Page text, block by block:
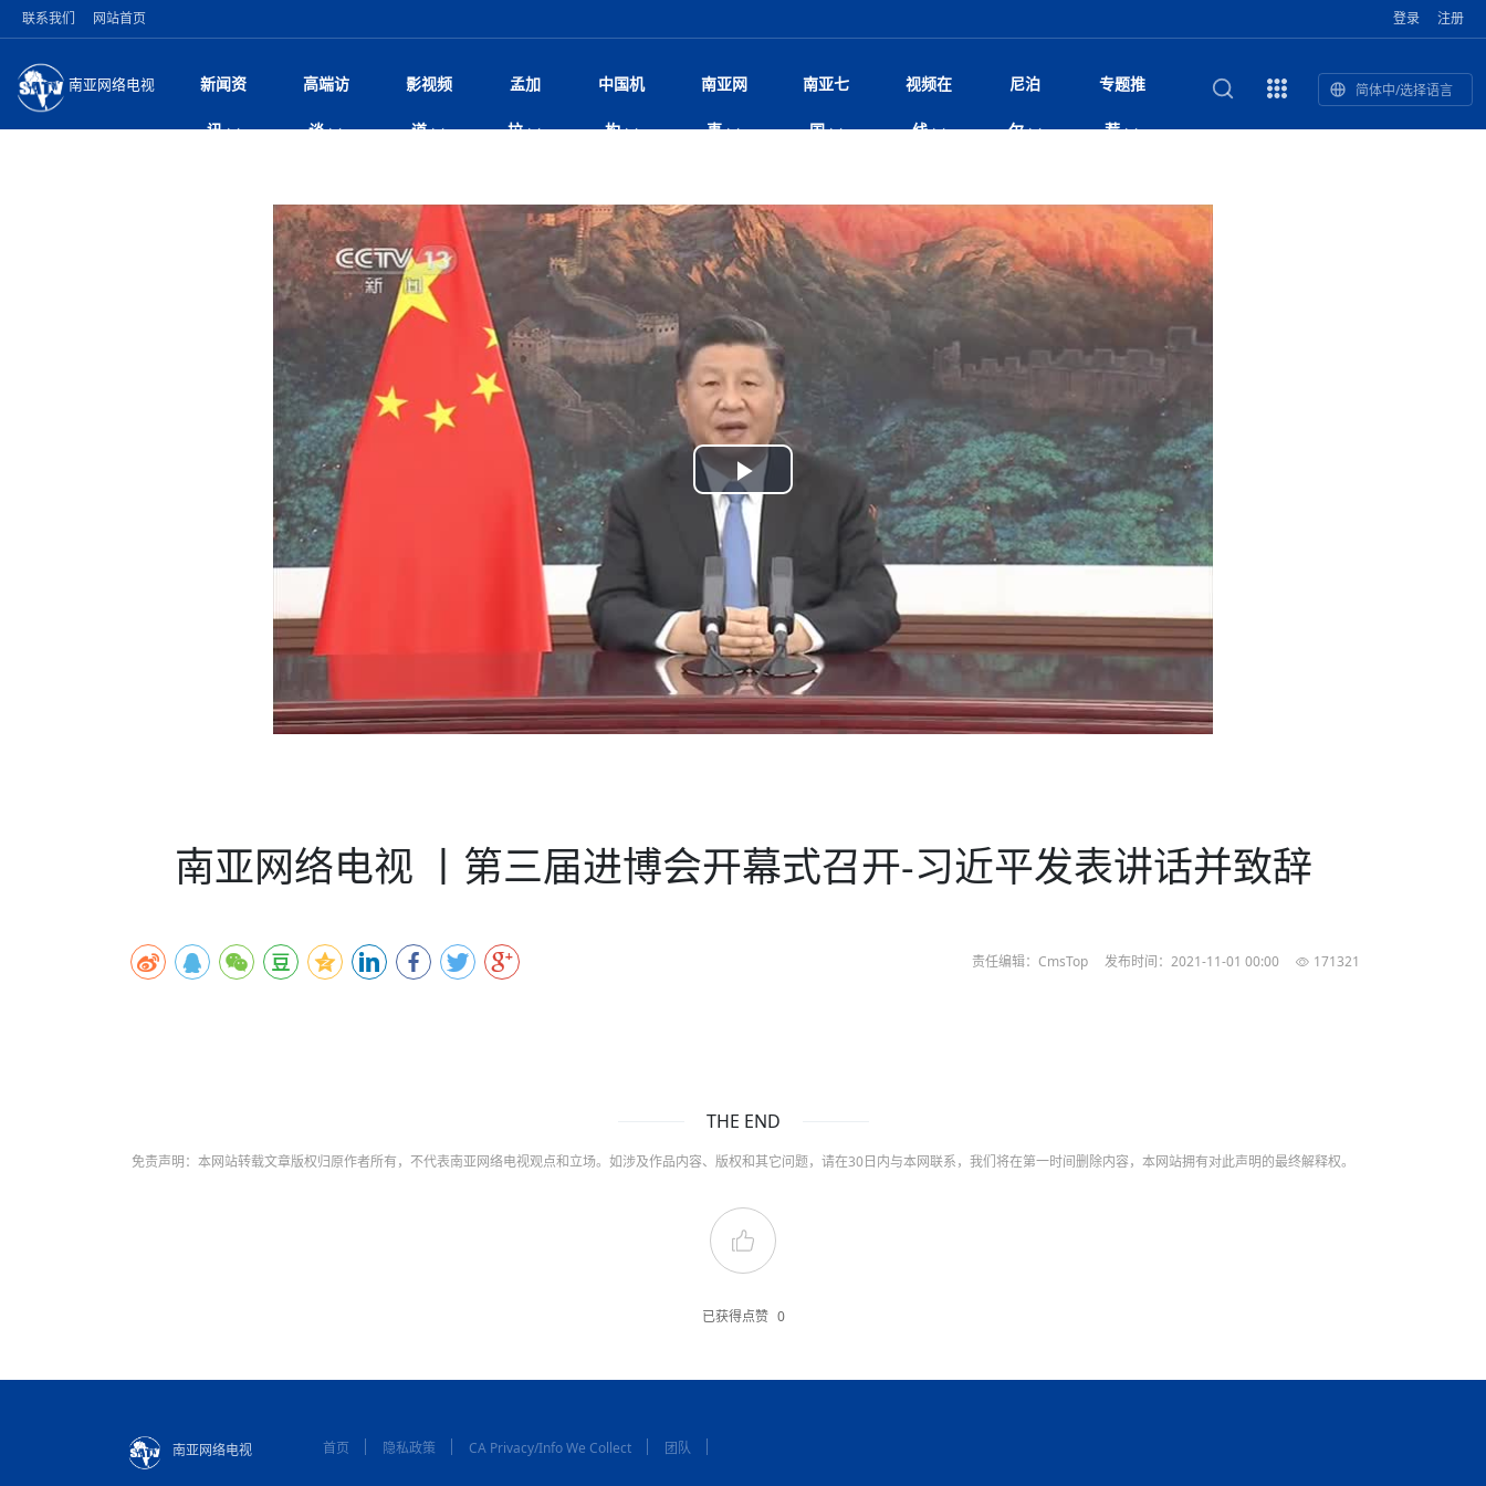
联系我们 网站首页 登录 注册
南亚网络电视 新闻资
讯 今日头条
深耕中尼友谊 西藏阿里代表团访尼圆满收官 友城
10千米
尼泊尔国民议会审议航空乘客权利法案 空难赔偿
拟提高至10万美元
苹果公司首次暗示新版Siri AI或将收费 重度用户需
为额外算力买单
尼泊尔共产党（联合马列）党员续期进展缓慢 逾
半数合格党员尚未完成续期
印度马哈拉施特拉邦一建筑倒塌 已致9人死亡
美国促成加沙历史性裁军协议 哈马斯同意全面解
除武装 以色列将逐步撤军
国际足联：对阿根廷足协在世界杯上的违规违纪行
为展开调查
日本熊本突发强震致多人受伤 列车脱轨、交通全
面停运
中国新闻
（长江十年行）金沙水拍云崖暖：云南推动长征精
神与长江文化交融共生
好评中国丨向实向新向优向绿，中国经济一路向前
时政微观察丨以侨为桥，同心筑梦
持刀闯馆案进入公诉阶段 外交部再次敦促日方彻
查整改
青海海南州兴海县接连发生5.7级、5.8级地震 全
县7个乡镇设施受损 暂无人员伤亡
经济新闻
消费火爆出口疲软 尼泊尔数字经济陷入单向发展
困境亟待破局
尼电动新车市占率全球第二 中国新能源车垄断当
地近八成市场
PPA审批持续停滞 尼泊尔281个水电项目遇阻 万亿
水电投资承压
尼泊尔政府推出“真实账单百万富翁计划” 每日诞生
尼泊尔总理巴伦德拉·沙阿主持召开资本市场高层
环球观察
尼泊尔取消国际藏学研究会研讨会 重申坚持一个
中国政策
巴基斯坦西南部煤矿爆炸致34名矿工死亡
被俘尼泊尔青年讲述俄乌战场经历 坦言宁愿返俄
也不愿归国
美军称已完成最新一轮对伊朗的打击行动
尼泊尔巴伦政府将分别会见中印两国驻尼大使 释
一带一路
2026“一带一路”年度候选汉字发布 包括“睦”“联”
“稳”等
东西问｜强晓云：“中国—中亚精神”如何照亮区域
高质量合作的“黄金时代”？
75年沧桑蝶变，西藏发展之路为何具有世界借鉴
中文日益受各国重视 课程从“试试看”变为“抢着报”
一株菌草跨越山海——中国科学家林占熺的“绿色
南亚网评
南亚网评｜多重考验接踵而至 巴伦政府亟需凝聚
共识推进善治
南亚网评：邻国外交反复陷入僵局 尼泊尔困局根
执政百日舆情多发 尼泊尔各界呼吁理性看待施
南亚网评丨纵容分裂活动引朝野反思 坚守一中原
新政百日观察：尼泊尔沙阿政府激进施政引争议
丝路故事 世界从中国两会探寻发展确定性
接单啦！“世界超市”义乌“焕新”开市
阿富汗尼姆鲁兹“丝绸之路桥”完工 投入使用提升区
天山驼队3000公里“归乡”！今日叩关洛阳，丝路雄
丝绸之路：从驼铃再响到现代文明通道 穿越千年
图说南亚
2026年尼泊尔世界小姐冠军出炉 新晋佳丽同台温
2026世界人工智能大会开幕
南亚网视丨中资企业协会第五届“比亚迪杯”篮球比
神舟二十三号乘组确定：朱杨柱、张志远、黎家盈
加德满都春日盛景组图：谷地繁花绽放，春意满盈
全球华人
全国侨务工作会议在京召开 习近平重要指示为新
“水立方杯”中文歌曲大赛巴西赛区收官：唤起家国
在韩留学人员传承“五四”精神主题座谈会在首尔举
华夏英烈永铭心: 多国使馆携侨界举行清明祭扫活
泰国清迈成立“华人华侨刘巧儿评剧社”
社会新闻
化解局部紧张局势 尼泊尔赫塔乌达举行大型集会
尼泊尔24小时连发42起灾害 致3死21伤 蛇咬、山
尼泊尔互动儿童剧《甜苹果》加德满都热演 以色
尼泊尔孙萨里县爆发群体冲突致1死9伤 局势持续
紧张 当地延长宵禁管控
财经·三里河 平陆运河重塑广西开放新格局
低空安全司亮相 万亿级产业“管理双翼”就位
港交所上市热潮彰显香港国际金融中心竞争力
能源危机叠加日元贬值，日本实体经济正为中东战
火埋单
高端访
谈 名人访谈
“中国电影节”在尼泊尔首都加德满都正式开幕 《大
中尼建交70周年系列报道十三丨南亚网视专访尼
中友好论坛主席高亮先生
中尼建交70周年系列报道十二丨南亚网视专访尼
中文化教育协会会长哈利仕博士
中尼建交70周年系列报道十一丨南亚网视专访尼
泊尔华人华侨协会 促统会 会长
日本搅局南海，日学者警告：日本正图谋南下将菲
律宾打造成桥头堡
专访尼人权委员会委员比肯·K·达瓦迪莉莉·塔帕：
深度复盘国家治理危机：政策脱离民生 粗暴执法
倒逼民众走向极端
尼泊尔新锐政坛女性高塔姆履职百日谈：大刀阔斧
推司法改革 深耕青年政治传承
专访丨塞中经贸合作迈向产业链深度融合——访塞
尔维亚工商会主席查代日
创业故事
车轮载初心 实干赴征程——探秘富贵车业掌舵人
巫兴贵的非凡之路
扎根异国，仁心不改--专访尼泊尔华侨友好医院创
始人夏琛琛
中国藏族创业者在尼泊尔的咖啡梦想
凡人故事 她的柜台 她的世界
影视频
道 微电影 微电影《一缕阳光》
微电影《东方梦》
微电影《少年突击队》
微电影《我们的答案》
22集电视剧《山海情》尼语版 第二十一集
22集电视剧《山海情》尼语版 第二十集
22集电视剧《山海情》尼语版 第十九集
22集电视剧《山海情》尼语版 第十八集
电影院
纪录片 纪录片丨喜马拉雅情缘系列之北大的奥妮卡
纪录片丨喜马拉雅情缘系列之博克拉的“中江表哥”
纪录片丨喜马拉雅情缘系列之尼泊尔“老广”杰克
纪录片丨喜马拉雅情缘系列之幸福的“中间人”
纪录片丨喜马拉雅情缘系列之弄堂里的尼泊尔餐厅
宣传片
定制专属纸巾，助力品牌形象升级｜A.B.C.paper
尼泊尔定制服务
尼泊尔锐达股份有限公司——合成轻钢树脂瓦
穆萨货运双线开通！响应全球，携手开启新篇章
南亚网视新闻会客厅片头
异域味蕾碰撞 瞬间穿越故乡——汉源餐厅
微直播
微短剧 20集微短剧《爱在加德满都》第2集
20集微短剧《爱在加德满都》第1集
影视资讯
续集热潮席卷尼泊尔影坛：是故事延续还是单纯逐
尼泊尔纪录片《从零到8848》亚特兰大首映 聚焦
最短登顶路线与气候议题
《中尼一家亲》微短剧主创首聚 共绘 “一带一路”
友好新篇
《Jerry on Top》在尼泊尔开拍，父子档首同台引
期待
中国网剧正走向“无时差”触达海外观众
孟加
拉 孟加拉头条
孟加拉国东南部暴雨引发洪灾滑坡 44人遇难超百
超过500人
孟加拉国宣布2月举行议会选举 为去年政治动荡后
首次全国投票
孟加拉国调整进口政策，服装制造商预计出口额将
额外增加50亿美元
孟加拉国登革热死亡病例升至283例，专家预警11
月后仍处高风险期
孟加拉国智库学者访华团一行访问南亚研究所
“中国正在帮助孟加拉国实现梦想”（共创繁荣发展
新时代）
王炯会见孟加拉国北达卡市市长阿提库·伊斯拉姆
奇葩的孟加拉：女性执政，性交易却合法化，工人
每天流汗又流血
旅游文化 乔治亚·马洛尼抱怨孟加拉国出售劳工签证
“如果我没有戒酒，我就不可能成为一名作家”
北京希望吸引更多孟加拉国游客来中国旅游
孟加拉旅游产业现状
卡拉姆·阿里90 岁高龄仍不戴眼镜看报纸
娱乐体育 巴基斯坦世界最佳保龄球阵容：阿夫里迪
孟加拉国世界杯任务开始
穆斯塔菲兹在上一场比赛中创保龄球胜利纪录
谢哈布丁当选孟加拉国新任总统
12月28日孟加拉国首条轻轨正式开通
生活健康 港媒：榴莲成为中国年轻消费者时尚选择
达卡周六早上空气质量中等
“Vinnata”品牌开启征程
孟加拉国第一座现代化大型污水处理厂竣工 中
方：“一带一路”倡议造福伙伴国又一例证
“中国正在帮助孟加拉国实现梦想”
国家电投五凌电力控股的孟加拉国首个综合智慧能
源项目开工
历史首次！孟加拉帕德玛大桥铁路连接线传来好消
息
孟加拉国的能源计划因燃料危机而面临天然气困境
李尚福会见孟加拉国海军参谋长
孟加拉国表示，缅甸必须为罗兴亚人的遣返建立信
任和安全
视频新闻 嫦娥六号暴雨中起飞，诠释嫦娥奔月之美！
南亚网视祝大家新年快乐：砥砺前行，再创辉煌！
视频：尼泊尔层峦叠嶂的朱加尔雪山
视频 | 美丽的村庄“多拉乐加特”
中国民族音乐会走进尼泊尔 金钟之星民乐团带来
浓郁的中国文化体验(实况3）
图说孟加拉
专访：世界贸易组织官员关注孟加拉国脱离最不发
达国家平稳过渡
孟加拉国反对派不参加下届大选
投资孟加拉国以帮助它到 2041 年成为发达国家
沙特阿拉伯与孟加拉国签署合作协议，成立联合商
业委员会
在一个变暖的世界里，孟加拉国的服装业能“不受
气候影响”吗？
中国机
构 中国驻尼使馆
尼泊尔雨季将至灾害风险攀升 中使馆发布安全防
张茂明大使拜会尼泊尔内政部长阿亚尔
外交部发言人就尼泊尔联邦议会众议院选举答记者
问
张茂明大使拜会尼泊尔外秘拉伊
“我和中国的故事——庆祝尼泊尔中国文化中心成
立十周年”征文
铭记历史守望和平｜“我的南京”主题展览在尼泊尔
中国文化中心隆重开幕
柏林中国文化中心举办诗歌诵读会《春天吞噬了冬
天》
斯里兰卡中国文化中心图书馆正式对外开放
中资企业协会
华为深耕尼泊尔二十余年：以人才培养赋能ICT发
展，共筑数字未来
南亚网视“2026年新年恭贺视频”免费发布启事（面
向在尼中资机构及企业）
中铁二局尼泊尔军方公路十标项目部：趣味竞技燃
激情 篝火欢歌庆元旦
南航与文旅机构共庆中国旅游日，深化中尼文旅合
作
绿茵驰骋展英姿 白衣守护践仁心——医疗队护航
中尼友谊足球赛
华侨华人协会
香港职业生涯协会访尼：聚焦“一带一路”合作与创
业故事
尼泊尔蓝毗尼首届“国际和平节”活动纪实
尼泊尔首届“中国新年”系列庆祝活动纪实
青海省玉树藏族自治州商务考察团到访尼泊尔
尼泊尔武术运动员今日启程赴中国湖州参加亚运会
赛前强化训练和交流学习
加大孔子学院
第25届“汉语桥”世界大学生中文比赛尼泊尔赛区预
选赛圆满落幕
“汉语桥”尼泊尔赛区决赛圆满落幕，安艺青、陈俐
莎摘得桂冠
第24届“汉语桥”尼泊尔赛区决赛收官 加都大学苏
庆山夺冠
加大孔院举办“儒韵华彩”文化周 开启中尼文化交流
新篇章
第十七届“汉语桥” 第四届“汉语秀”尼泊尔赛区选拔
特大孔子学院
特里布文大学孔子学院作品 荣获 “最・孔院” 短视
频征集活动特等奖
第23届“汉语桥”世界大学生中文比赛（尼泊尔赛
区）决赛圆满落幕
第22届“汉语桥”世界大学生中文比赛在加德满都隆
第16届“汉语桥”世界中学生中文比赛海外预选赛尼
泊尔赛区比赛在加德满都举行
“汉语桥”线上团组项目在尼泊尔开始实施
援尼医疗队
中国援尼医疗队协调捐赠新车 助力尼泊尔肿瘤医
院提升服务能力
援尼医疗队首批中医设备及"侨胞药箱"抵尼 加都
诊疗中心服务能力温情双升级
河北第16批援尼医疗队加德满都义诊：温情守护
视频：中国援尼医疗队蓝毗尼义诊：跨国界的公益
中国援尼医疗队蓝毗尼义诊：跨国界的公益暖流
中国在尼企业 拉萨⇌加德满都直飞航班每周一班
喜马拉雅航空开通拉萨-加德满都直飞航线
喜马拉雅航空正式复航重庆=加德满都
南亚网视特别推荐 | 中工国际董事长王博接受人
民网专访
尼泊尔上马相迪A水电站成功应对今年最大洪峰考
验
南亚网
事 文化﹒艺术
喜马拉雅地缘博弈复盘：尼印关系转折如何间接影
奔赴
散记丨八载风雪归雪域，两度西行赴拉萨
尼泊尔廓尔喀乡村行：故土羁绊与青年外流困境交
织
千年典籍赋能中尼文明互鉴 首部直译尼泊尔文版
《佛国记》于蓝毗尼正式首发
2026世界杯各大奖项出炉！罗德里斩获金球奖 西
班牙包揽三大重磅荣誉
中国动画产业，从“默默无闻”到全球竞争者
享年101岁，全球最长寿奥运冠军离世
“苏超”冠军奖杯，南京造！
生活﹒健康
南亚网视《中尼一家亲》摄制组志愿者演员招聘启
全球首个！马尔代夫正式实施“世代禁烟令”
生死时速！毒蛇完成“致命一击”有多快
英媒：不要把童年创伤留在“记忆阁楼”
冬天，真不建议你吃太多烤红薯（不是因为容易
胖）
本网原创
长篇历史小说《雪域天妃：尺尊公主传奇》 第七
卷·双脉合流：技艺传承与文明共生 第九章 金顶凝
巧
长篇历史小说《雪域天妃：尺尊公主传奇》 第七
卷·双脉合流：技艺传承与文明共生 第八章 塔基藏
长篇历史小说《雪域天妃：尺尊公主传奇》 第七
卷·双脉合流：技艺传承与文明共生 第七章 寺壁藏
巧
长篇历史小说《雪域天妃：尺尊公主传奇》 第七
卷·双脉合流：技艺传承与文明共生 第六章 古道遗
珍
长篇历史小说《雪域天妃：尺尊公主传奇》 第七
卷·双脉合流：技艺传承与文明共生 第五章 村落藏
巧艺
中国驻尼使馆
成都大运会
（成都大运会）外国记者看大运：通过体育赛事见
证中国发展奇迹
大运会给成都市民带来激情与欢乐
成都大运会｜尼泊尔乒乓球选手：中国队太强，想
看大熊猫
成都大运会：尼泊尔参赛队员武术比赛赢得喝彩
尼泊尔18名大学生今日出征大运会：在尼华侨捐
款助力相送
杭州亚运会 境外媒体：杭州亚运在欢庆与惜别中落幕
潮评丨“史上最好的一届亚运会”闭幕，未来，何以
“心向远方”？
印度代表队奖牌数破百，印度总理莫迪点赞
志愿者：亚运赛场的“无名英雄”
东京奥运会跳高冠军巴希姆：“亚运会就像是奥运
会前的奥运会”
南亚七
国 印度新闻
印度“蟑螂运动”升级：万名学生无视禁令游行 警方
捕
印度下调汽油、柴油及航空煤油出口关税 新税率6
月1日起生效
印度多地遭遇极端热浪 新德里气温突破45°C
影星维杰“逆袭”登顶！印度一邦政坛迎来大洗牌
尼泊尔巴克塔普尔 新年迎来旅游高峰
尼泊尔经济运行简报，金融承压与发展调整并行
斯瓦米倡议设立瑜伽部 尼泊尔部长调侃“让腐败分
子去冥想”
尼泊尔比拉德讷格尔一实习医生坠楼身亡
巴基斯坦新闻
巴基斯坦卡拉奇购物中心发生重大火灾 已致至少
21人死亡
开普省安全部队与巴塔恐怖分子冲突升级，造成民
众大规模逃离家园
巴基斯坦削减LNG进口：取消21船合同并寻求卡
塔尔供气调整
达危险水平
夏巴兹总理将派遣巴基斯坦青年赴沙特参与“2030
愿景”项目
孟加拉国新闻
孟加拉前总理卡莉达·齐亚因病情“非常危急”入院治
疗
孟加拉国土豆供过于求，价格跌破每公斤20塔卡
孟加拉辍学率上升令人担忧
孟加拉国登革热感染病例超1.5万 死亡58人
斯里兰卡新闻
斯里兰卡监狱爆发帮派大乱斗 已致25死百余人受
伤 军方紧急入驻维稳
斯里兰卡百年最强飓风致茶园成“荒地” 工人生计受
重挫
斯里兰卡飓风死亡人数超过200人
斯里兰卡铁路系统迎变革：内阁决议招聘女性担任
司机、站长等核心岗位
孟加拉国人被骗赴俄：合法移民沦为俄乌战场“消
耗品”
马尔代夫新闻
马尔代夫旅游业势头强劲：入境游客突破180万 中
国仍是最大客源国
马尔代夫实施“世代烟草禁令” 教育部长称开创全球
先例
马尔代夫实施“世代禁烟令” 外国游客也需遵守
马尔代夫杜拉杜环礁米德岛30吨制冰厂及50吨储
冰设施正式启用
不丹举办2025全球和平祈祷节
不丹帕罗嘎查乡向日葵产量占全国一半 农户盼增
大型榨油设备
不丹赌博与线上诈骗问题严峻 政府加强打击但挑
战仍存
2025年米其林钥匙奖揭晓：不丹三家酒店获殊荣
视频在
线 视频综合
视频| 中国驻尼泊尔使馆举办招待会 隆重庆祝中
尔加德满都成功举办
视频|湖北十堰绿松石文化展西安举办：一石牵秦
楚 青绿赴长安
视频| 英国知名美妆品牌 The Body Shop 在帕坦
Labim Mall 正式开业
从雪域高原到尼泊尔：第三届“石榴籽杯”草原足球
视频| 加德满都东出口大升级! 苏雅尔维纳亚克至
杜利凯尔六车道高速加速建设中
视频| 朱红漫天：尼泊尔新年最“红”的节日
视频| 曾经打碟的手 如今签署逮捕令：苏丹·古隆
的逆袭传奇
【视频】尼泊尔新政府成立以来，都做了些什么？
开心奇谈
晓谈天下丨美国人类学者马立安：深圳精神就是
“闯”
南亚网络电视丨特朗普称如果选举人团投票给拜
登，他将离开白宫
南亚网络电视丨亚洲最穷的国家不丹-拿10元人民
币，在不丹能干什么
姑娘真实生活，难怪想嫁到中国！
南亚网络电视丨印军闯下弥天大祸！机枪扫射联合
国车队，或永久失去入常资格
新旅游眼 走进蓝毗尼：探寻佛陀诞生地的和平与宁静
视频| 千年雨神巡游：尼泊尔拉托·马钦德拉纳特
节的信仰与狂欢
南亚网视SATV｜探访加德满都文殊菩萨修行地勋
部（猴庙）感悟朝圣之旅
南亚网视SATV丨尼泊尔博达纳大佛塔
南亚网络电视丨中国版的“马尔代夫”，海水清澈风
景如画，宛如画中世界
本网原创 尼泊尔迎来正宗中国味：福盛中餐厅盛大开业
南亚网视衷心祝愿尼泊尔人民以及全球尼泊尔朋友
们德赛节快乐！
视频 | 中华人民共和国成立75周年庆祝活动在多
国举办
视频：第16届“汉语桥”世界中学生中文比赛 一号
选手
南亚网视《SATV新闻会客厅》专访喜马拉雅航空
总裁周恩永：云端架虹桥 翼展新丝路
南亚网视 SATV | 加德满都市展开河道垃圾清理活
动 改善河道生态环境
南亚网视《SATV新闻会客厅》专访尼泊尔旅游局
局长Mani Raj Lamichhane
南亚网视《SATV新闻会客厅》专访尼泊尔国际电
中国甘肃环县
南亚网视 SATV | 甘肃环县3 3米大锅烹煮66只
南亚网视 SATV | 环州故城！环县
南亚网视 SATV | 秒懂！环州故城的“由来”
南亚网视 SATV | 遇见环县
南亚网视 SATV | 环州故城之沙场风云
南亚网视丨百年华诞：草原上升起不落的太阳（关
利宁，中国水电十一工程局上马相迪电站运维项
目）
南亚网视丨百年华诞：少年（合唱，中国电建尼泊
尔代表处）
南亚网视丨百年华诞：绒花（侯艳琪大使）
南亚网视丨百年华诞：亲爱的中国我爱你（佳境，
尼泊尔华侨华人协会推荐）
米拉看中国
外国青年“看中国” 巴西圣保罗大学教授-向世界展
示不一样的中国
南亚网视SATV丨《米拉看中国》 第八集：广场舞
(下)
南亚网视丨《米拉看中国》第二集 走进中国 认识
南亚网视丨《米拉看中国》笫三集：浓情中国 趣
味人生
河娇娆（上）
娱乐体育
视频| 从城市漫步到乡村漫步：外国创作者在中国
农村的发现
台湾乐手牵手大陆剧团 两岸戏腔共鸣
尼泊尔中资企业协会举办第二届“华为杯”篮球赛
（实况2）
尼泊尔中资企业协会举办第二届“华为杯”篮球赛
（实况1）
成锡忠看世界
南亚网视 SATV |莫迪政府动作不断，对印控克什
米尔加强控制，或最终导致印度分裂
南亚网视｜成锡忠看世界 我的联合国维和行动经
历-经历冲突和政变，确保中国维和人员安全
南亚网视｜成锡忠看世界 佩洛西行程未包含台
湾，两大细节显示，她内心并未彻底放弃访台
《一周新闻综述》
香港卫视南亚网视《一周新闻综述》2023第23期
香港卫视南亚网视《一周新闻综述》2023第22期
（总第038期）
（总第037期）
了！
CCTV-4尼泊尔加德满都观众俱乐部祝全球华侨华
CCTV-4主持人2024新年祝词
视频直播
泊尔
《欢迎来加德满都过大年》短视频参赛作品展播
001号
第三届中尼媒体峰会
第三届中尼媒体峰会：新中国成立75周年恭贺视
国”
第三届中尼媒体峰会：祖国颂——庆祝新中国成立
尼泊尔中国文化中心新年恭贺视频
尼泊尔加德满都大学孔子学院新年恭贺视频
直播回放 【直播回放-10】CEAN“比亚迪杯”篮球赛闭幕式
【直播回放-11】CEAN“比亚迪杯”篮球赛闭幕式
赛（安徽开源队VS中国电建队）
尼泊
尔 尼泊尔头条
尼泊尔加德满都加强控烟措施 保障公众健康和无
功控制火势
尼泊尔本财年发力稳就业 计划创造十万岗位 重拳
整治海外务工诈骗
尼泊尔绝食护士抗议进入第五天 卫生部长回应并
承诺继续谈判
尼泊尔医学教育委员会领导层空缺致入学考试停滞
尼泊尔外交部首办“知识论坛” 推动学术研究与外交
决策深度融合
尼泊尔警方破获非法国际电话转接案 四人涉嫌网
络博彩被捕
旅游头条
世界第12高峰布洛阿特峰突发雪崩 知名登山家普
高院裁决倒逼产业转型 奇特旺大象骑游存废引争
议 伦理保护与地方民生两难博弈
尼泊尔马南县：雪山、圣湖与古寺交织的高原秘境
11次登顶珠峰刷新女性纪录！“山地女王”拉克巴·
夏尔巴：荣光背后是半生漂泊与坚韧重生
徒步旅行
尼泊尔春季徒步热升温 官方呼吁加强环保与安全
意识
木斯塘——从外国人的目的地，到如今尼泊尔人的
旅游热土​
23名登山者成功登顶乔戈里峰
上榜酒店 加德满都旅馆：泰美尔区的传奇与地标
加德满都泰米尔雅乐轩酒店荣获环境管理认证
hotel）今天开业
木斯塘圣塔玛尼酒店被评为“2024最佳新酒店”
吃喝玩乐
加德满都迎来夜生活新地标：XO俱乐部树立全新
标杆
加德满都“中国美食城”盛大开业 带来地道中餐与超
值体验
从教师到厨师：吉塔在加德满都推广缅甸味道
尼泊尔“疯狂蜂蜜” ：大自然馈赠的野生灵丹妙药
图说尼泊尔
最美尼泊尔风景图
第 10 届纹身大会4 月 7 日-9 日在加德满都举行
甘肃：探访祁连山——高台马营河大峡谷、小泉丹
霞
尼泊尔节日
Tritiya
【相约帕坦杜巴广场】卡蒂克舞节：尼泊尔最古老
的文化舞蹈盛典，延续三百年的信仰与艺术
兄弟点红节：尼泊尔手足情深的神圣庆典
乌鸦节：崇敬阎罗使者的传统与象征意义
旅游故事
尼泊尔登顶传奇明玛·夏尔巴：从登山者到行业引
领者 珠峰登山经济重回本土掌控
8000米之上：一位夏尔巴高山摄影师镜头中的人
与山
从攀登世界之巅到组织巅峰探险：强·达瓦·夏尔巴
普通市民写给“巴特巴特尼”董事长明·巴杜·古隆的
信：您必将再次崛起，而且更加强大
中尼龙舟赛
中尼友谊龙舟赛新闻发布会：中国驻尼使馆王欣参
赞讲话（实况）
中文志愿者服务博卡拉中尼友谊龙舟赛
赛出国际友谊 中国四川龙舟队包揽首届“中尼友谊
龙舟赛”全部冠军
中国四川龙舟队包揽首届“中尼友谊龙舟赛”双冠
专题推
荐首届中尼媒体峰会
“首届中尼媒体峰会”系列报道六：
中尼友谊龙舟赛
成都大运会
杭州亚运会
第二届中尼媒体峰会专题
话动
第三届中尼媒体峰会
喜马拉雅航空
中尼建交70周年
中尼建交七十周年南亚网
俄乌軍事冲突
俄媒：俄军已掌控乌制空权 俄乌代
地
南亚网视｜成锡忠看世界 巴基斯坦
频发，如何破局？中方应助巴方提
走访慰问在尼联谊企业
南亚网视SATV丨“走访在尼联谊企
第十三批援尼医疗队 传承中国医疗
医疗骨干
尼泊尔滑雪健儿备战2022北京冬奥
次会议召集加强场馆安保团队建设
南亚网视 SATV | 中国作家雪漠尼
小说精选》新书发布暨座谈交流会
中共百年华诞 专家：中国共产党百年历程中与侨
中国共产党百年华诞的世界期待
简体中/选择语言
Play
Video
南亚网络电视 丨第三届进博会开幕式召开-习近平发表讲话并致辞
责任编辑：CmsTop 发布时间：2021-11-01 00:00 171321
THE END
免责声明：本网站转载文章版权归原作者所有，不代表南亚网络电视观点和立场。如涉及作品内容、版权和其它问题，请在30日内与本网联系，我们将在第一时间删除内容，本网站拥有对此声明的最终解释权。
已获得点赞 0
南亚网络电视 首页 隐私政策 CA Privacy/Info We Collect 团队